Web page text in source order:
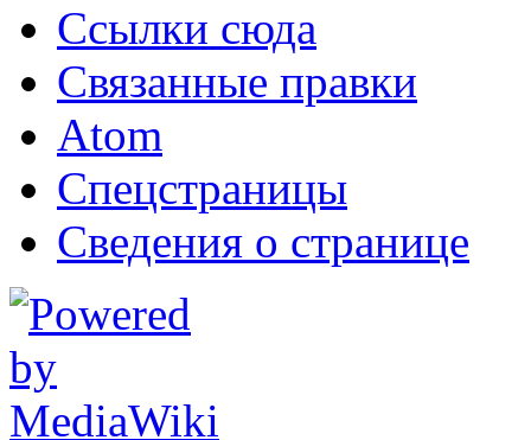
Ссылки сюда
Связанные правки
Atom
Спецстраницы
Сведения о странице